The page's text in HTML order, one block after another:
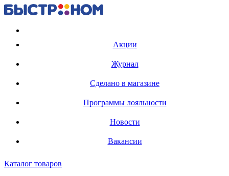
Акции
Журнал
Сделано в магазине
Программы лояльности
Новости
Вакансии
Каталог товаров